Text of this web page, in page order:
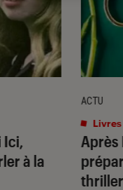
Ici,
à la
Après
ACTU
Livres